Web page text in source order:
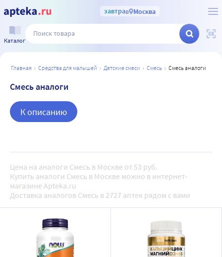
завтрав Москва
Каталог
главная средства для малышей детские смеси смесь смесь аналоги
Смесь аналоги
К описанию
Цена на аналоги Смесь в Москве от 53 руб.
Купить аналоги Смесь в Москве можно в интернет-
магазине Apteka.ru
Доставка аналогов Смесь в 2727 аптек рядом с вами